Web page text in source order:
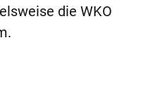
die WKO